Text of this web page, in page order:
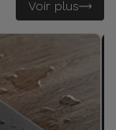
Voir plus